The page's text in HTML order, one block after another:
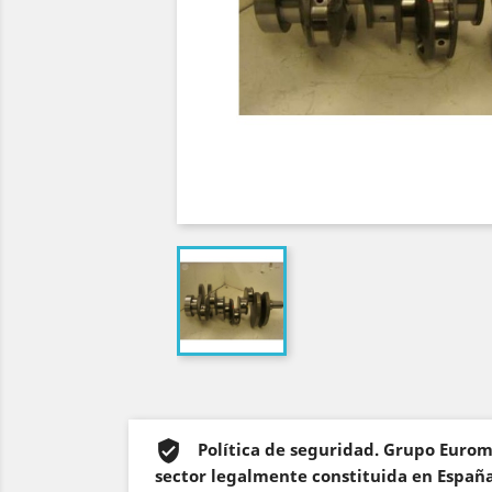
Política de seguridad. Grupo
sector legalmente constituida en